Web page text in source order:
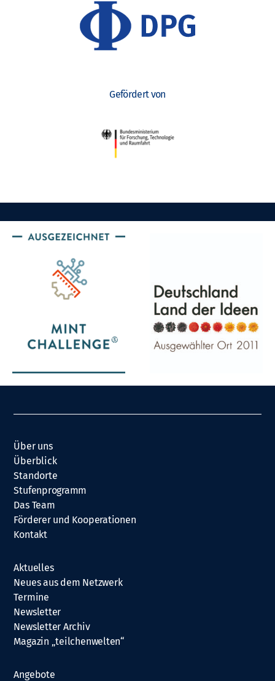
Gefördert von
Über uns
Überblick
Standorte
Stufenprogramm
Das Team
Förderer und Kooperationen
Kontakt
Aktuelles
Neues aus dem Netzwerk
Termine
Newsletter
Newsletter Archiv
Magazin „teilchenwelten“
Angebote